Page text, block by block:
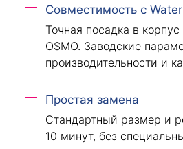
Совместимость с
Точная посадка в
OSMO. Заводские
производительности и
Простая замена
Стандартный размер и
10 минут, без